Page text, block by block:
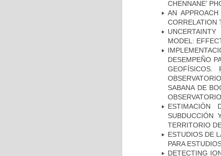
CHENNANE'
AN
CORRELATION
MODEL:
DESEMPEÑO
GEOFÍSICOS.
SABANA DE
ESTIMACIÓN
SUBDUCCIÓN
TERRITORIO
ESTUDIOS DE
PARA
DETECTING